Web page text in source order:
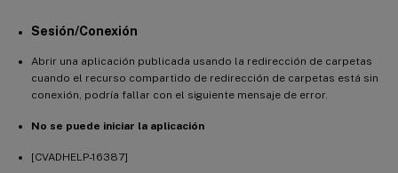
Sesión/Conexión
Abrir una aplicación publicada usando la redirección de carpetas
cuando el recurso compartido de redirección de carpetas está sin
conexión, podría fallar con el siguiente mensaje de error.
No se puede iniciar la aplicación
[CVADHELP-16387]